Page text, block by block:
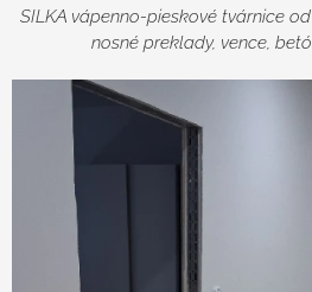
SILKA vápenno-pieskové tvárnice
nosné preklady, vence,